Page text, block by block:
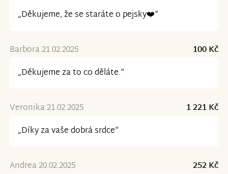
„Děkujeme, že se staráte o pejsky❤️“
Barbora 21.02.2025
100 Kč
„Děkujeme za to co děláte.“
Veronika 21.02.2025
1 221 Kč
„Díky za vaše dobrá srdce“
Andrea 20.02.2025
252 Kč